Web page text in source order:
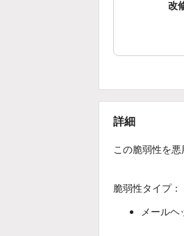
改
詳細
この脆弱性を
脆弱性タイプ：
メール